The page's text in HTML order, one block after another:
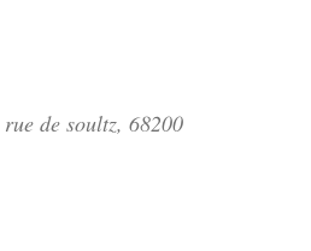
rue de soultz, 68200